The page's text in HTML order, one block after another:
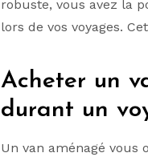
robuste, vous avez la
lors de vos voyages.
Acheter un
durant un
Un van aménagé vous